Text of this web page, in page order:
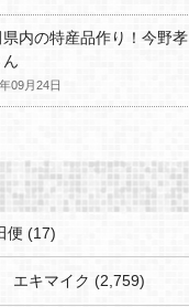
県内の特産品作り！今野孝
09月24日
便 (17)
エキマイク (2,759)